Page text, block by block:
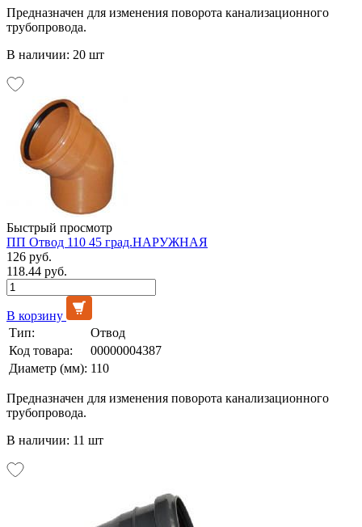
Предназначен для изменения поворота канализационного
трубопровода.
В наличии: 20 шт
Быстрый просмотр
ПП Отвод 110 45 град.НАРУЖНАЯ
126 руб.
118.44 руб.
В корзину
Тип:
Отвод
Код товара:
00000004387
Диаметр (мм): 110
Предназначен для изменения поворота канализационного
трубопровода.
В наличии: 11 шт